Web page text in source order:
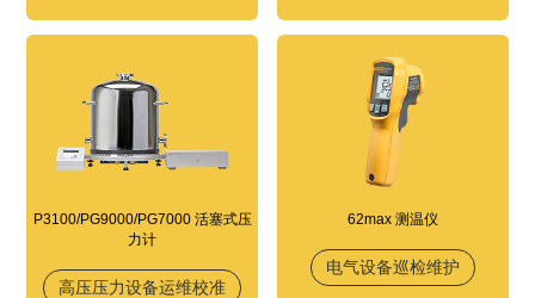
P3100/PG9000/PG7000 活塞式压
力计
高压压力设备运维校准
62max 测温仪
电气设备巡检维护